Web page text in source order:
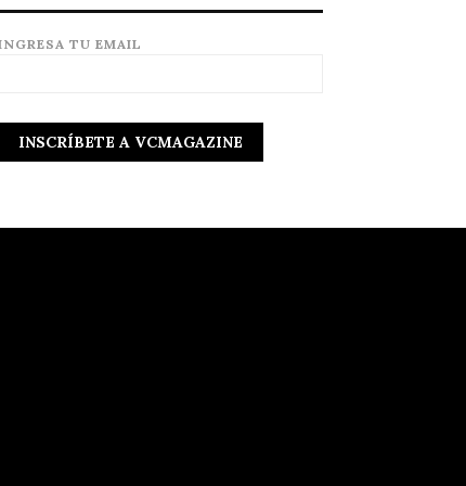
TU EMAIL